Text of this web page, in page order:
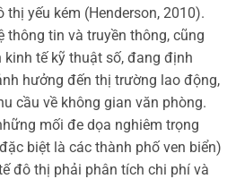
yếu kém (Henderson, 2010).
thông tin và truyền thông, cũng
tế kỹ thuật số, đang định
hưởng đến thị trường lao động,
cầu về không gian văn phòng.
mối đe dọa nghiêm trọng
biệt là các thành phố ven biển)
đô thị phải phân tích chi phí và